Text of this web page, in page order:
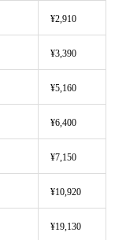
¥2,910
¥3,390
¥5,160
¥6,400
¥7,150
¥10,920
¥19,130